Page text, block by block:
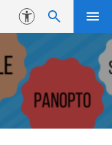
Juurdepääsetavus